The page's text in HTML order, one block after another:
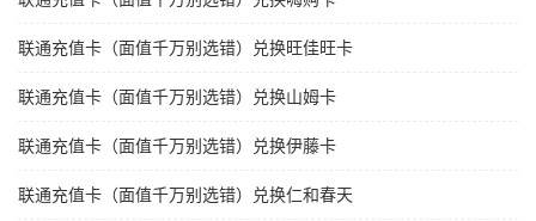
联通充值卡（面值千万别选错）兑换旺佳旺卡
联通充值卡（面值千万别选错）兑换山姆卡
联通充值卡（面值千万别选错）兑换伊藤卡
联通充值卡（面值千万别选错）兑换仁和春天